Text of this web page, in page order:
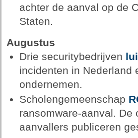
achter de aanval op de
Staten.
Augustus
Drie securitybedrijven
incidenten in Nederland
ondernemen.
Scholengemeenschap
ransomware-aanval.
aanvallers publiceren